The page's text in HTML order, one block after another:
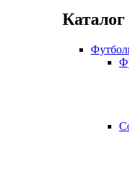
Каталог